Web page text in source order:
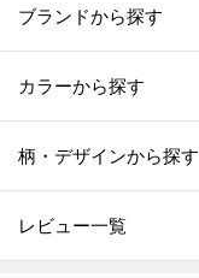
ブランドから探す
カラーから探す
柄・デザインから探す
レビュー一覧